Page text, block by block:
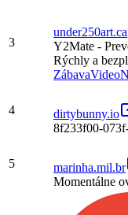
3
under250art.ca
Y2Mate -
Rýchly a
ZábavaVideo
4
dirtybunny.io
8f233f00-
5
marinha.mil.br
Momentálne